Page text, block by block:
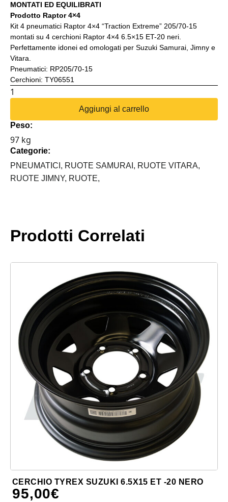
MONTATI ED EQUILIBRATI
Prodotto Raptor 4×4
Kit 4 pneumatici Raptor 4×4 “Traction Extreme” 205/70-15
montati su 4 cerchioni Raptor 4×4 6.5×15 ET-20 neri.
Perfettamente idonei ed omologati per Suzuki Samurai, Jimny e
Vitara.
Pneumatici: RP205/70-15
Cerchioni: TY06551
KIT
"TRACTION
EXTREME"
+
4
CERCHIONI
Aggiungi al carrello
Peso:
97 kg
Categorie:
PNEUMATICI, RUOTE SAMURAI, RUOTE VITARA,
RUOTE JIMNY, RUOTE,
Prodotti Correlati
CERCHIO TYREX SUZUKI 6.5X15 ET -20 NERO
95,00€